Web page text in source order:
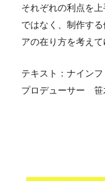
それぞれの利点を
ではなく、制作す
アの在り方を考えて
テキスト：ナイン
プロデューサー